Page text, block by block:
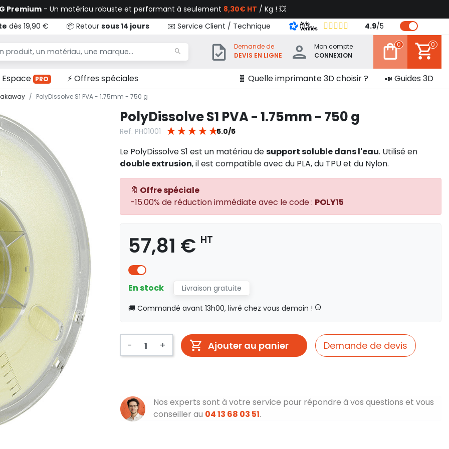
Premium - Un matériau robuste et performant à seulement 8,30€ HT / Kg ! 💥
dès 19,90 € 📦 Retour sous 14 jours ✉️ Service Client / Technique 4.9/5
Demande de
DEVIS EN LIGNE
Mon compte
CONNEXION
0 0
Espace PRO ⚡ Offres spéciales 🧬 Quelle imprimante 3D choisir ? 📣 Guides 3D
PolyDissolve S1 PVA - 1.75mm - 750 g
PolyDissolve S1 PVA - 1.75mm - 750 g
Ref. PH01001 ★ ★ ★ ★ ★5.0/5
Le PolyDissolve S1 est un matériau desupport soluble dans l'eau. Utilisé en
double extrusion, il est compatible avec du PLA, du TPU et du Nylon.
🔖 Offre spéciale
-15.00% de réduction immédiate avec le code : POLY15
57,81 € HT
En stock
Livraison gratuite
🚚 Commandé avant 13h00, livré chez vous demain !
- + Ajouter au panier Demande de devis
Nos experts sont à votre service pour répondre à vos questions et vous
conseiller au 04 13 68 03 51.